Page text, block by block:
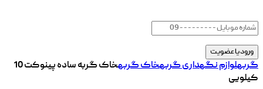
گربهلوازم نگهداری گربهخاک گربه
خاک گربه ساده پینوکت 10
کیلویی